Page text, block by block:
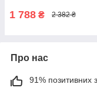
1 788 ₴ 2 382 ₴
Про нас
91% позитивних з